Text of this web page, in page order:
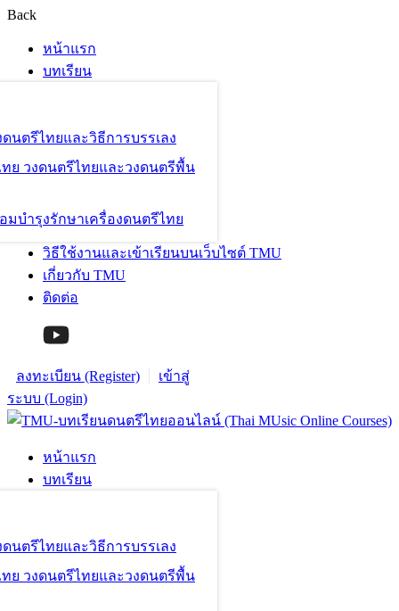
Back
หน้าแรก
บทเรียน
ดนตรีไทยและวิธีการบรรเลง
ทย วงดนตรีไทยและวงดนตรีพื้น
มบำรุงรักษาเครื่องดนตรีไทย
วิธีใช้งานและเข้าเรียนบนเว็บไซต์ TMU
เกี่ยวกับ TMU
ติดต่อ
ลงทะเบียน (Register)
เข้าสู่
ระบบ (Login)
หน้าแรก
บทเรียน
ดนตรีไทยและวิธีการบรรเลง
ทย วงดนตรีไทยและวงดนตรีพื้น